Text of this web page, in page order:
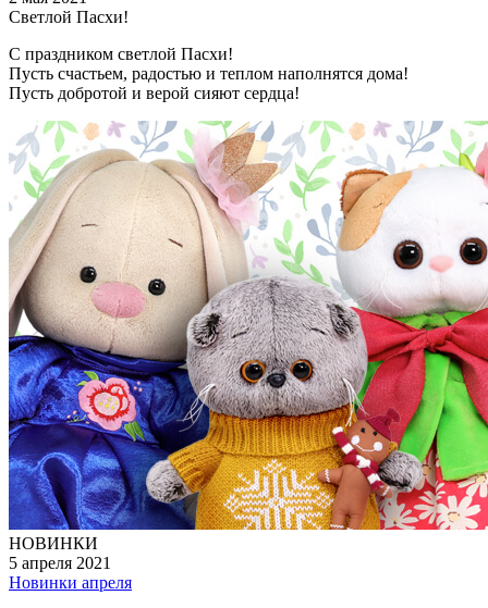
Светлой Пасхи!
С праздником светлой Пасхи!
Пусть счастьем, радостью и теплом наполнятся дома!
Пусть добротой и верой сияют сердца!
НОВИНКИ
5 апреля 2021
Новинки апреля